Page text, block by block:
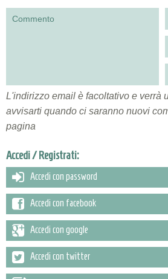
L'indirizzo email è facoltativo e verrà
avvisarti quando ci saranno nuovi
pagina
Accedi / Registrati:
Accedi con password
Accedi con facebook
Accedi con google
Accedi con twitter